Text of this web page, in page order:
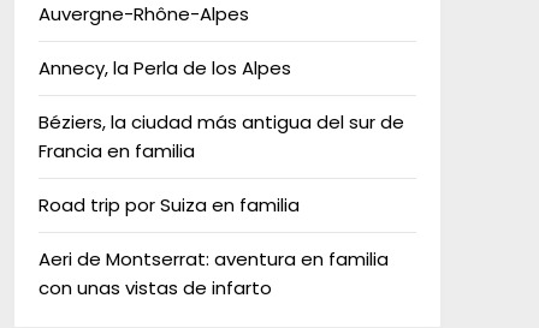
Auvergne-Rhône-Alpes
Annecy, la Perla de los Alpes
Béziers, la ciudad más antigua del sur de
Francia en familia
Road trip por Suiza en familia
Aeri de Montserrat: aventura en familia
con unas vistas de infarto